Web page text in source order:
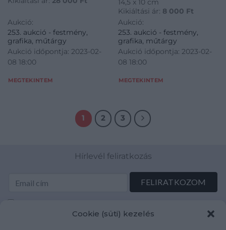
Cookie (süti) kezelés
Aukció:
253. aukció - festmény,
grafika, műtárgy
Aukció időpontja: 2023-02-
08 18:00
MEGTEKINTEM
14,5 x 10 cm
Kikiáltási ár: 8 000 Ft
Aukció:
253. aukció - festmény,
grafika, műtárgy
Aukció időpontja: 2023-02-
08 18:00
MEGTEKINTEM
1 2 3
Hírlevél feliratkozás
mutargy.com/adatkezelesi-tajekoztato/